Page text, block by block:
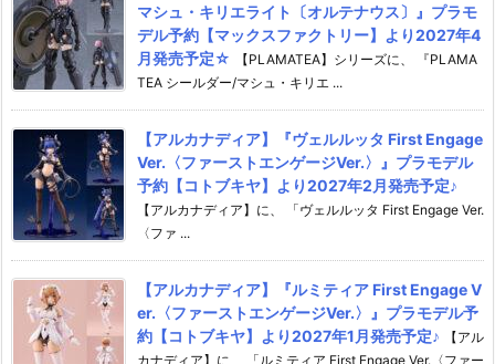
マシュ・キリエライト〔オルテナウス〕』プラモ
デル予約【マックスファクトリー】より2027年4
月発売予定☆
【PLAMATEA】シリーズに、 『PLAMA
TEA シールダー/マシュ・キリエ ...
【アルカナディア】『ヴェルルッタ First Engage
Ver.〈ファーストエンゲージVer.〉』プラモデル
予約【コトブキヤ】より2027年2月発売予定♪
【アルカナディア】に、 「ヴェルルッタ First Engage Ver.
〈ファ ...
【アルカナディア】『ルミティア First Engage V
er.〈ファーストエンゲージVer.〉』プラモデル予
約【コトブキヤ】より2027年1月発売予定♪
【アル
カナディア】に、 「ルミティア First Engage Ver.〈ファー